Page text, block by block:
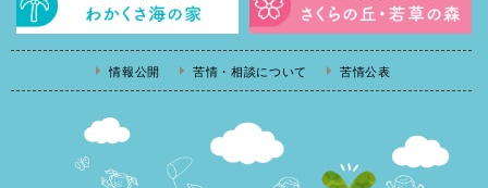
情報公開 苦情・相談について 苦情公表